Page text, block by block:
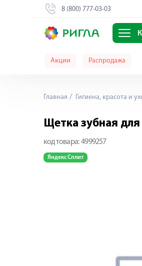
8 (800) 777-03-03
Акции Распродажа
Главная Гигиена, красота и
Щетка зубная для
код товара: 4999257
Яндекс Сплит